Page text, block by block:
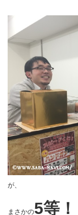
が、
まさかの5等！